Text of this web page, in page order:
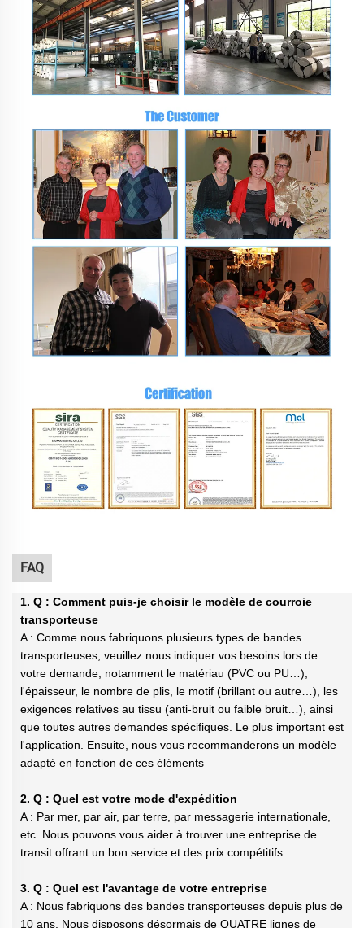
FAQ
1. Q : Comment puis-je choisir le modèle de courroie
transporteuse
A : Comme nous fabriquons plusieurs types de bandes
transporteuses, veuillez nous indiquer vos besoins lors de
votre demande, notamment le matériau (PVC ou PU…),
l'épaisseur, le nombre de plis, le motif (brillant ou autre…), les
exigences relatives au tissu (anti-bruit ou faible bruit…), ainsi
que toutes autres demandes spécifiques. Le plus important est
l'application. Ensuite, nous vous recommanderons un modèle
adapté en fonction de ces éléments
2. Q : Quel est votre mode d'expédition
A : Par mer, par air, par terre, par messagerie internationale,
etc. Nous pouvons vous aider à trouver une entreprise de
transit offrant un bon service et des prix compétitifs
3. Q : Quel est l'avantage de votre entreprise
A : Nous fabriquons des bandes transporteuses depuis plus de
10 ans. Nous disposons désormais de QUATRE lignes de